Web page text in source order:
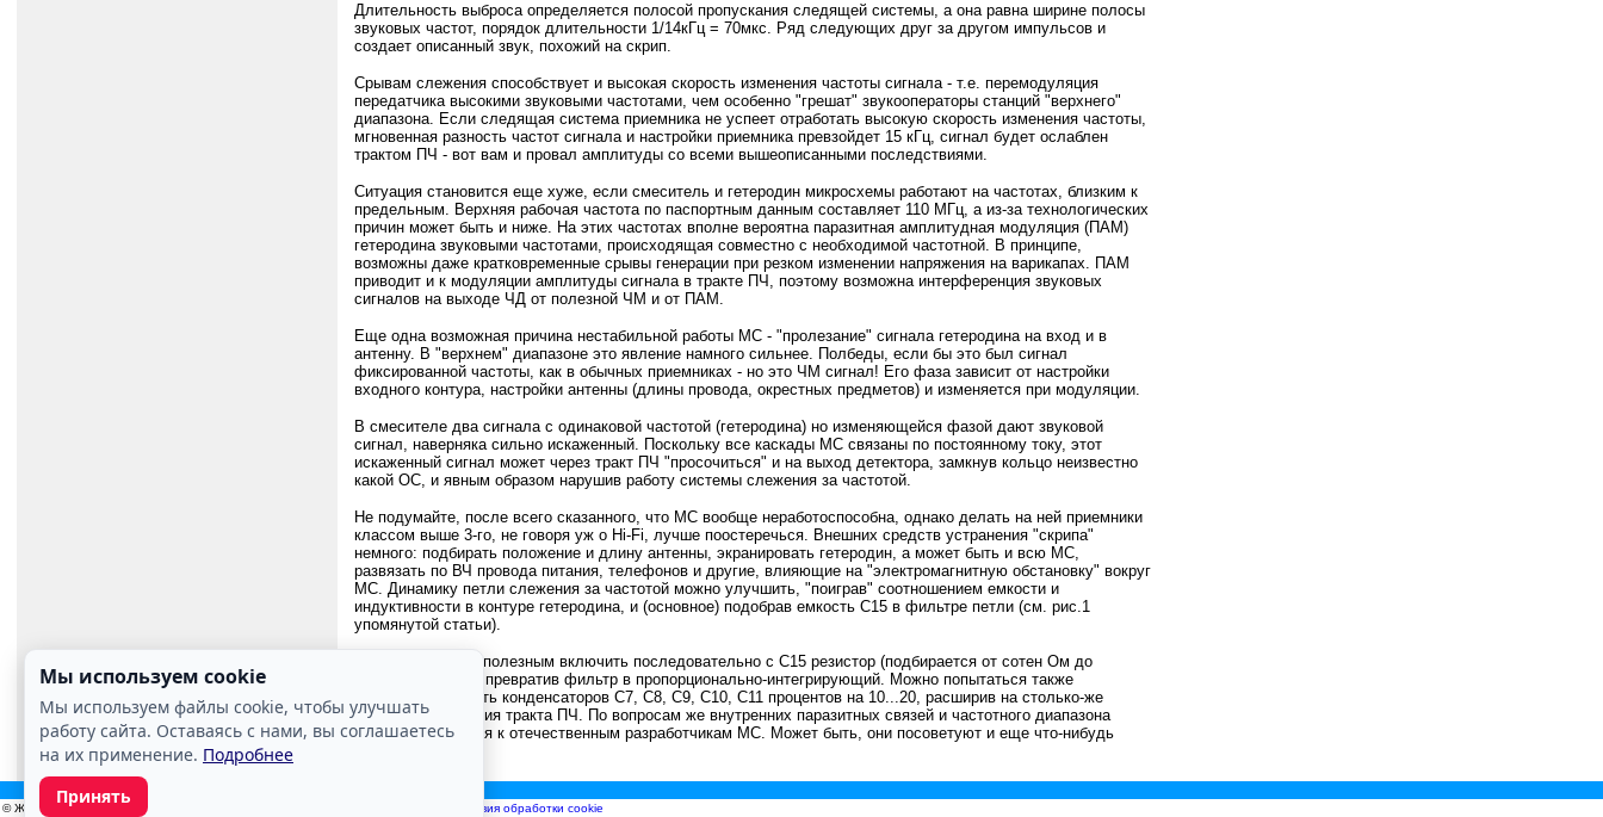
Мы используем cookie
Мы используем файлы cookie, чтобы улучшать
работу сайта. Оставаясь с нами, вы соглашаетесь
на их применение. Подробнее
Принять
Длительность выброса определяется полосой пропускания следящей системы, а она равна ширине полосы
звуковых частот, порядок длительности 1/14кГц = 70мкс. Ряд следующих друг за другом импульсов и
создает описанный звук, похожий на скрип.
Срывам слежения способствует и высокая скорость изменения частоты сигнала - т.е. перемодуляция
передатчика высокими звуковыми частотами, чем особенно "грешат" звукооператоры станций "верхнего"
диапазона. Если следящая система приемника не успеет отработать высокую скорость изменения частоты,
мгновенная разность частот сигнала и настройки приемника превзойдет 15 кГц, сигнал будет ослаблен
трактом ПЧ - вот вам и провал амплитуды со всеми вышеописанными последствиями.
Ситуация становится еще хуже, если смеситель и гетеродин микросхемы работают на частотах, близким к
предельным. Верхняя рабочая частота по паспортным данным составляет 110 МГц, а из-за технологических
причин может быть и ниже. На этих частотах вполне вероятна паразитная амплитудная модуляция (ПАМ)
гетеродина звуковыми частотами, происходящая совместно с необходимой частотной. В принципе,
возможны даже кратковременные срывы генерации при резком изменении напряжения на варикапах. ПАМ
приводит и к модуляции амплитуды сигнала в тракте ПЧ, поэтому возможна интерференция звуковых
сигналов на выходе ЧД от полезной ЧМ и от ПАМ.
Еще одна возможная причина нестабильной работы МС - "пролезание" сигнала гетеродина на вход и в
антенну. В "верхнем" диапазоне это явление намного сильнее. Полбеды, если бы это был сигнал
фиксированной частоты, как в обычных приемниках - но это ЧМ сигнал! Его фаза зависит от настройки
входного контура, настройки антенны (длины провода, окрестных предметов) и изменяется при модуляции.
В смесителе два сигнала с одинаковой частотой (гетеродина) но изменяющейся фазой дают звуковой
сигнал, наверняка сильно искаженный. Поскольку все каскады МС связаны по постоянному току, этот
искаженный сигнал может через тракт ПЧ "просочиться" и на выход детектора, замкнув кольцо неизвестно
какой ОС, и явным образом нарушив работу системы слежения за частотой.
Не подумайте, после всего сказанного, что МС вообще неработоспособна, однако делать на ней приемники
классом выше 3-го, не говоря уж о Hi-Fi, лучше поостеречься. Внешних средств устранения "скрипа"
немного: подбирать положение и длину антенны, экранировать гетеродин, а может быть и всю МС,
развязать по ВЧ провода питания, телефонов и другие, влияющие на "электромагнитную обстановку" вокруг
МС. Динамику петли слежения за частотой можно улучшить, "поиграв" соотношением емкости и
индуктивности в контуре гетеродина, и (основное) подобрав емкость С15 в фильтре петли (см. рис.1
упомянутой статьи).
Может оказаться полезным включить последовательно с С15 резистор (подбирается от сотен Ом до
нескольких кОм), превратив фильтр в пропорционально-интегрирующий. Можно попытаться также
уменьшить емкость конденсаторов С7, С8, С9, С10, С11 процентов на 10...20, расширив на столько-же
полосу пропускания тракта ПЧ. По вопросам же внутренних паразитных связей и частотного диапазона
лучше обращаться к отечественным разработчикам МС. Может быть, они посоветуют и еще что-нибудь
© Журнал «РАДИО», 1924—2026. Все права защищены.
Условия обработки cookie